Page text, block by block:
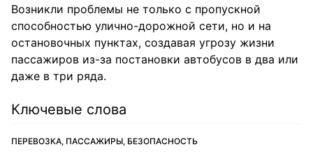
Возникли проблемы не только с пропускной
способностью улично-дорожной сети, но и на
остановочных пунктах, создавая угрозу жизни
пассажиров из-за постановки автобусов в два или
даже в три ряда.
Ключевые слова
ПЕРЕВОЗКА, ПАССАЖИРЫ, БЕЗОПАСНОСТЬ